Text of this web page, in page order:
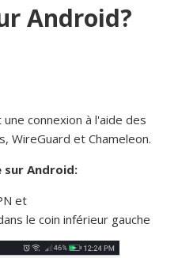
Android?
connexion à l'aide des
WireGuard et Chameleon.
sur Android:
et
le coin inférieur gauche